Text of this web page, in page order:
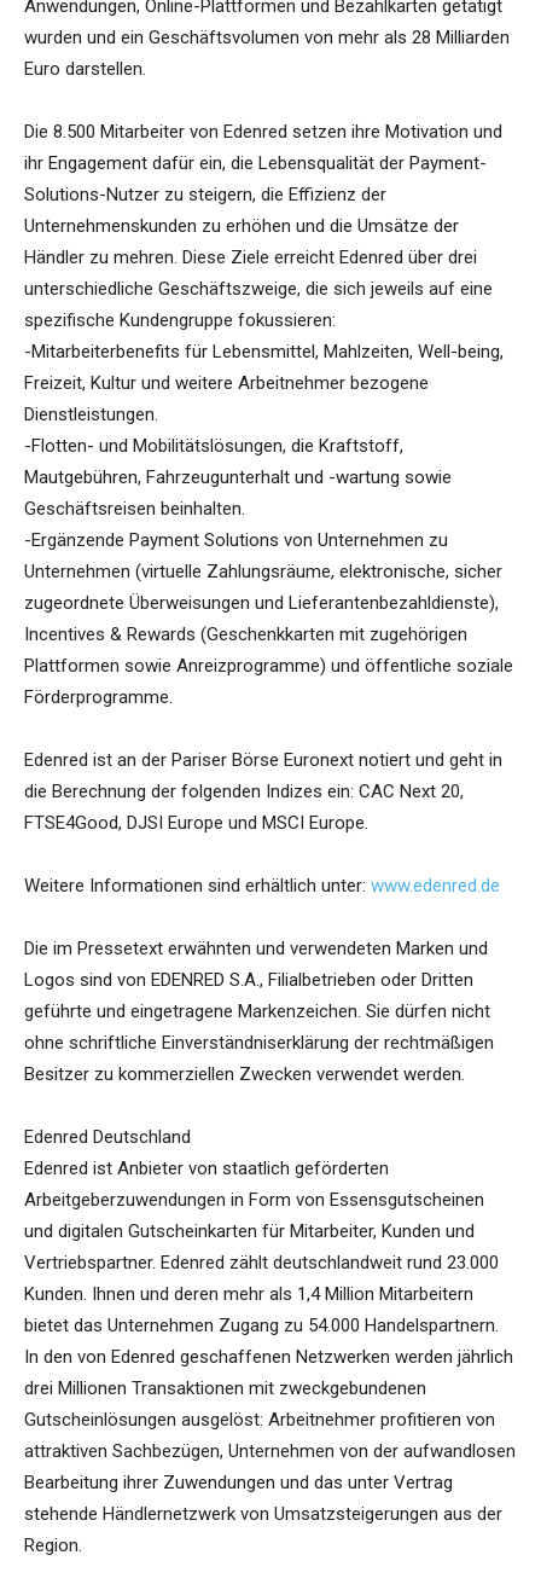
Anwendungen, Online-Plattformen und Bezahlkarten getätigt
wurden und ein Geschäftsvolumen von mehr als 28 Milliarden
Euro darstellen.
Die 8.500 Mitarbeiter von Edenred setzen ihre Motivation und
ihr Engagement dafür ein, die Lebensqualität der Payment-
Solutions-Nutzer zu steigern, die Effizienz der
Unternehmenskunden zu erhöhen und die Umsätze der
Händler zu mehren. Diese Ziele erreicht Edenred über drei
unterschiedliche Geschäftszweige, die sich jeweils auf eine
spezifische Kundengruppe fokussieren:
-Mitarbeiterbenefits für Lebensmittel, Mahlzeiten, Well-being,
Freizeit, Kultur und weitere Arbeitnehmer bezogene
Dienstleistungen.
-Flotten- und Mobilitätslösungen, die Kraftstoff,
Mautgebühren, Fahrzeugunterhalt und -wartung sowie
Geschäftsreisen beinhalten.
-Ergänzende Payment Solutions von Unternehmen zu
Unternehmen (virtuelle Zahlungsräume, elektronische, sicher
zugeordnete Überweisungen und Lieferantenbezahldienste),
Incentives & Rewards (Geschenkkarten mit zugehörigen
Plattformen sowie Anreizprogramme) und öffentliche soziale
Förderprogramme.
Edenred ist an der Pariser Börse Euronext notiert und geht in
die Berechnung der folgenden Indizes ein: CAC Next 20,
FTSE4Good, DJSI Europe und MSCI Europe.
Weitere Informationen sind erhältlich unter: www.edenred.de
Die im Pressetext erwähnten und verwendeten Marken und
Logos sind von EDENRED S.A., Filialbetrieben oder Dritten
geführte und eingetragene Markenzeichen. Sie dürfen nicht
ohne schriftliche Einverständniserklärung der rechtmäßigen
Besitzer zu kommerziellen Zwecken verwendet werden.
Edenred Deutschland
Edenred ist Anbieter von staatlich geförderten
Arbeitgeberzuwendungen in Form von Essensgutscheinen
und digitalen Gutscheinkarten für Mitarbeiter, Kunden und
Vertriebspartner. Edenred zählt deutschlandweit rund 23.000
Kunden. Ihnen und deren mehr als 1,4 Million Mitarbeitern
bietet das Unternehmen Zugang zu 54.000 Handelspartnern.
In den von Edenred geschaffenen Netzwerken werden jährlich
drei Millionen Transaktionen mit zweckgebundenen
Gutscheinlösungen ausgelöst: Arbeitnehmer profitieren von
attraktiven Sachbezügen, Unternehmen von der aufwandlosen
Bearbeitung ihrer Zuwendungen und das unter Vertrag
stehende Händlernetzwerk von Umsatzsteigerungen aus der
Region.